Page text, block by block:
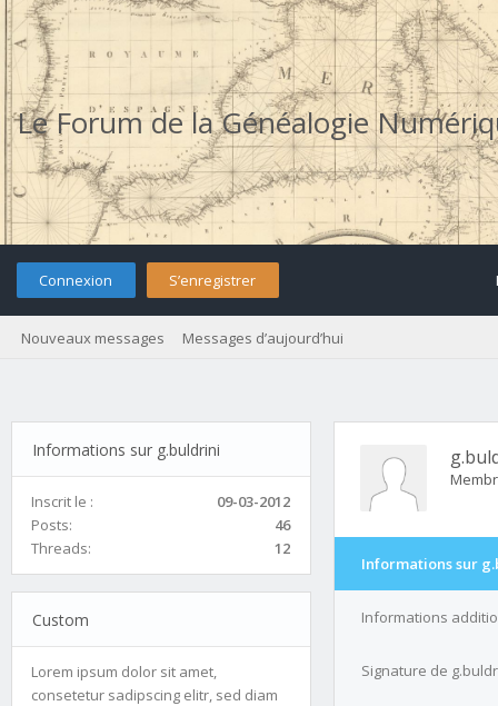
Le Forum de la Généalogie
Connexion S’enregistrer
Nouveaux messages Messages d’aujourd’hui
Informations sur g.buldrini
Inscrit le :
09-03-2012
Posts:
46
Threads:
12
Custom
Lorem ipsum dolor sit amet,
consetetur sadipscing elitr, sed diam
Informations sur
Informations
Signature de